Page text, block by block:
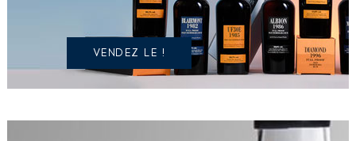
VENDEZ LE !